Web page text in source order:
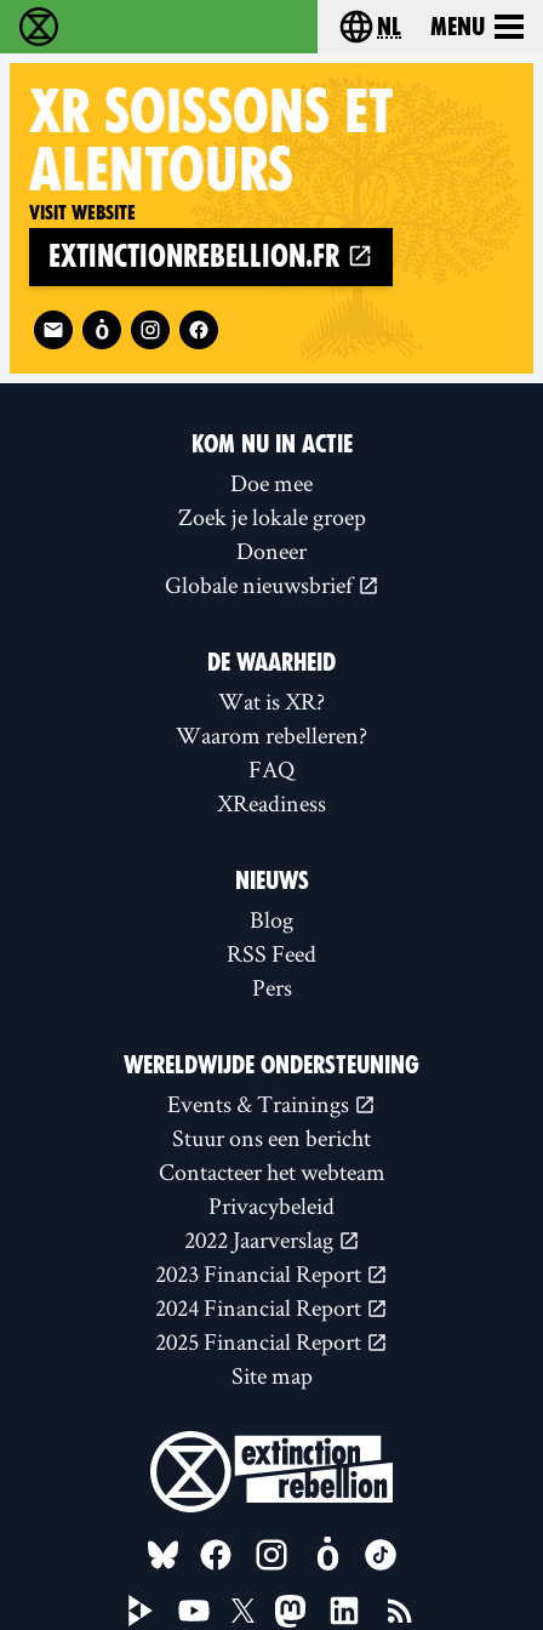
Extinction Rebellion - Home Choose your
nl Menu
XR SOISSONS ET
ALENTOURS
Visit website
extinctionrebellion.fr
Follow XR Soissons et alentours on
KOM NU IN ACTIE
Doe mee
Zoek je lokale groep
Doneer
Globale nieuwsbrief
DE WAARHEID
Wat is XR?
Waarom rebelleren?
FAQ
XReadiness
NIEUWS
Blog
RSS Feed
Pers
WERELDWIJDE ONDERSTEUNING
Events & Trainings
Stuur ons een bericht
Contacteer het webteam
Privacybeleid
2022 Jaarverslag
2023 Financial Report
2024 Financial Report
2025 Financial Report
Site map
FOLLOW US ON